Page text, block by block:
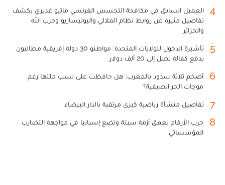
4
العميل السابق في مكافحة التجسس الفرنسي ماثيو غديري يكشف
تفاصيل مثيرة عن روابط نظام الملالي والبوليساريو وحزب الله
والجزائر
5
تأشيرة الدخول للولايات المتحدة: مواطنو 30 دولة إفريقية مطالبون
بدفع كفالة تصل إلى 20 ألف دولار
6
أضخم ثلاثة سدود بالمغرب: هل حافظت على نسب ملئها رغم
موجات الحر الصيفية؟
7 تفاصيل منشأة رياضية كبرى مرتقبة بالدار البيضاء
8
حرب الأرقام تعمق أزمة سبتة وتضع إسبانيا في مواجهة التضارب
المؤسساتي